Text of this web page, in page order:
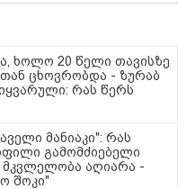
არაფერი მომხდარა" -
08-2026
ქალმა, ლატარიის
შემთხვევით ნაგავში
- ის დასუფთავების
თანამშრომლებმა
მანქანაში იპოვეს
ხოლო 20 წელი თავისზე
ცხოვრობდა - ზურაბ
რას წერს
მანიაკი": რას
გამომძიებელი
მკვლელობა აღიარა -
შოკი"